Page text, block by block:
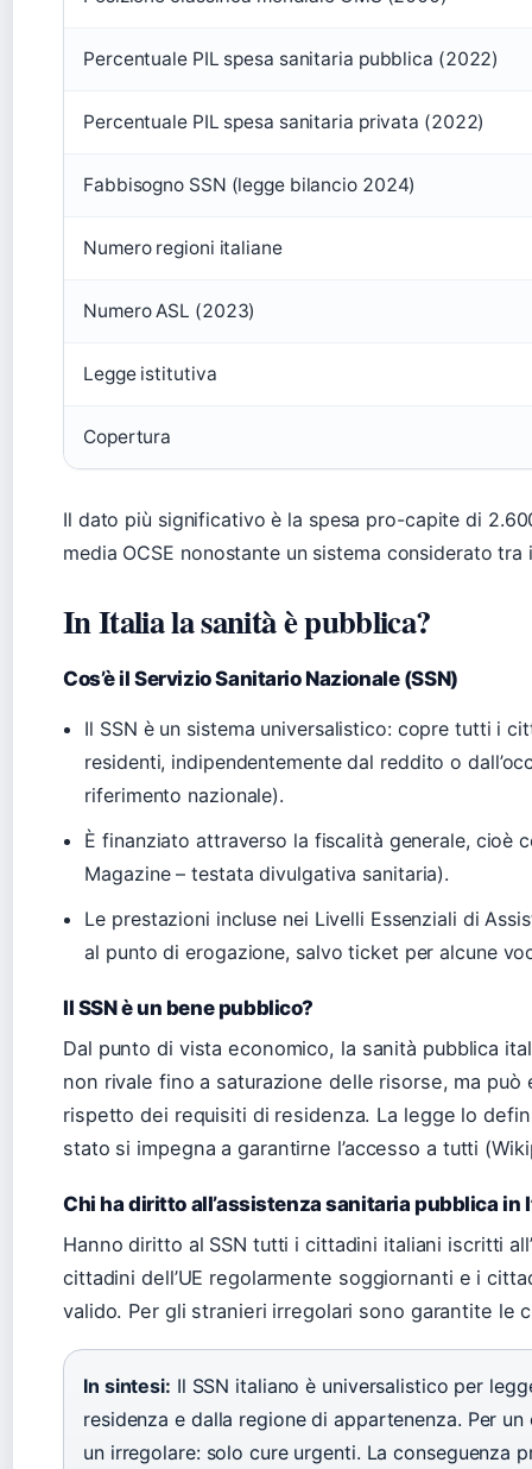
Percentuale PIL spesa sanitaria pubblica (2022)
Percentuale PIL spesa sanitaria privata (2022)
Fabbisogno SSN (legge bilancio 2024)
Numero regioni italiane
Numero ASL (2023)
Legge istitutiva
Copertura
Il dato più significativo è la spesa pro-capite di
media OCSE nonostante un sistema considerato
In Italia la sanità è pubblica?
Cos’è il Servizio Sanitario Nazionale (SSN)
Il SSN è un sistema universalistico: copre tutti i
residenti, indipendentemente dal reddito o
riferimento nazionale).
È finanziato attraverso la fiscalità generale, cioè
Magazine – testata divulgativa sanitaria).
Le prestazioni incluse nei Livelli Essenziali di
al punto di erogazione, salvo ticket per alcune
Il SSN è un bene pubblico?
Dal punto di vista economico, la sanità pubblica
non rivale fino a saturazione delle risorse, ma
rispetto dei requisiti di residenza. La legge lo
stato si impegna a garantirne l’accesso a tutti
Chi ha diritto all’assistenza sanitaria pubblica in
Hanno diritto al SSN tutti i cittadini italiani iscritti
cittadini dell’UE regolarmente soggiornanti e i
valido. Per gli stranieri irregolari sono garantite le
In sintesi: Il SSN italiano è universalistico per
residenza e dalla regione di appartenenza. Per
un irregolare: solo cure urgenti. La conseguenza